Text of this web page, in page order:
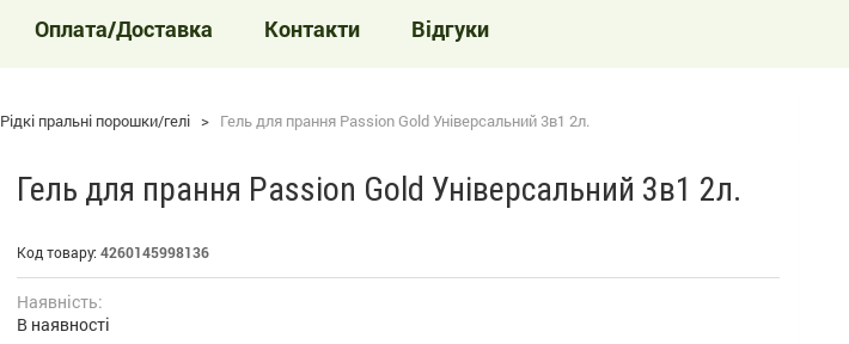
Оплата/Доставка Контакти Відгуки
Рідкі пральні порошки/гелі > Гель для прання Passion Gold Універсальний 3в1 2л.
Гель для прання Passion Gold Універсальний 3в1 2л.
Код товару: 4260145998136
Наявність:
В наявності